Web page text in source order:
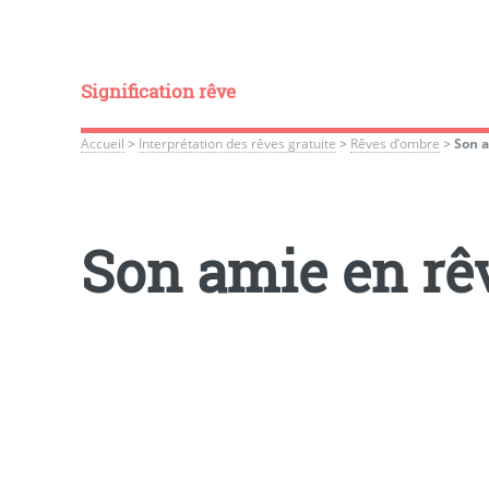
Signification rêve
Accueil > Interprétation des rêves gratuite > Rêves d’ombre > Son
Son amie en